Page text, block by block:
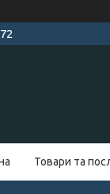
Товари та